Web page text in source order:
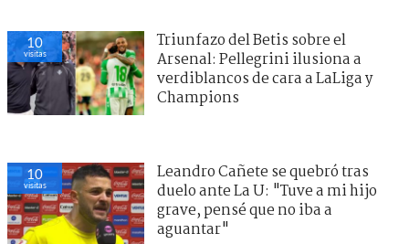
10
visitas
Triunfazo del Betis sobre el
Arsenal: Pellegrini ilusiona a
verdiblancos de cara a LaLiga y
Champions
10
visitas
Leandro Cañete se quebró tras
duelo ante La U: "Tuve a mi hijo
grave, pensé que no iba a
aguantar"